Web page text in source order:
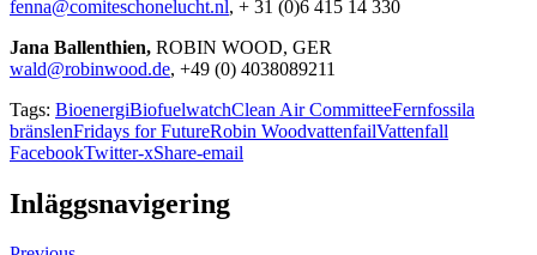
fenna@comiteschonelucht.nl, + 31 (0)6 415 14 330
Jana Ballenthien, ROBIN WOOD, GER
wald@robinwood.de, +49 (0) 4038089211
Tags: BioenergiBiofuelwatchClean Air CommitteeFernfossila
bränslenFridays for FutureRobin WoodvattenfailVattenfall
FacebookTwitter-xShare-email
Inläggsnavigering